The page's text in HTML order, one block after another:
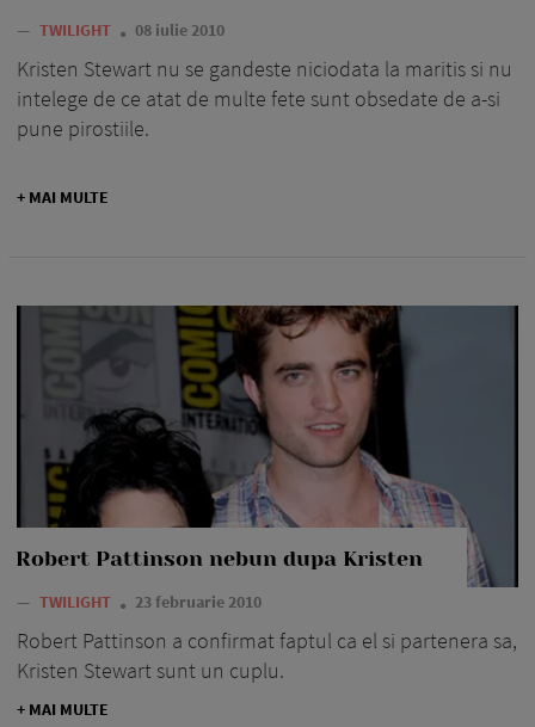
— TWILIGHT 08 iulie 2010
Kristen Stewart nu se gandeste niciodata la maritis si nu
intelege de ce atat de multe fete sunt obsedate de a-si
pune pirostiile.
+ MAI MULTE
Robert Pattinson nebun dupa Kristen
— TWILIGHT 23 februarie 2010
Robert Pattinson a confirmat faptul ca el si partenera sa,
Kristen Stewart sunt un cuplu.
+ MAI MULTE